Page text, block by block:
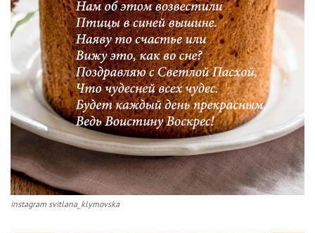
instagram svitlana_klymovska